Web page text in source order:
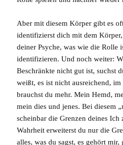
Aber mit diesemKörper gibt es
identifizierst dich mit dem
deinerPsyche, was wie die Rolle
identifizieren. Und noch weiter:
Beschränkte nicht gut ist, suchst
weißt, es ist nicht ausreichend,
brauchst du mehr. Mein Hemd,
mein dies und jenes. Bei diesem
scheinbar die Grenzen deines Ich
Wahrheit erweiterst du nur die
alles, was du sagst, es gehört